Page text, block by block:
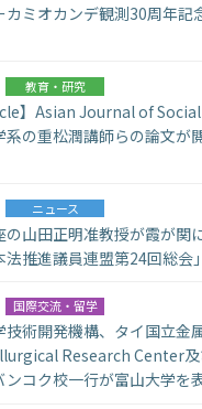
カミオカンデ観測30周年記
教育・研究
】Asian Journal of
系の重松潤講師らの論文が
ニュース
山田正明准教授が霞が関
推進議員連盟第24回総会
国際交流・留学
術開発機構、タイ国立金
Research Center及
ンコク校一行が富山大学を